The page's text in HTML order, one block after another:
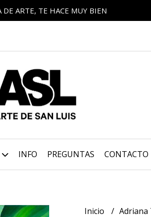
DE ARTE, TE HACE MUY BIEN
INFO PREGUNTAS CONTACTO
Inicio
Adriana